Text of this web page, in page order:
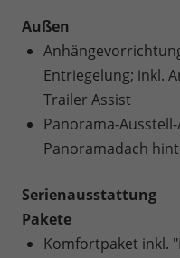
Außen
Entriegelung; inkl.
Trailer Assist
Panorama-
Panoramadach
Serienausstattung
Pakete
Komfortpaket inkl.